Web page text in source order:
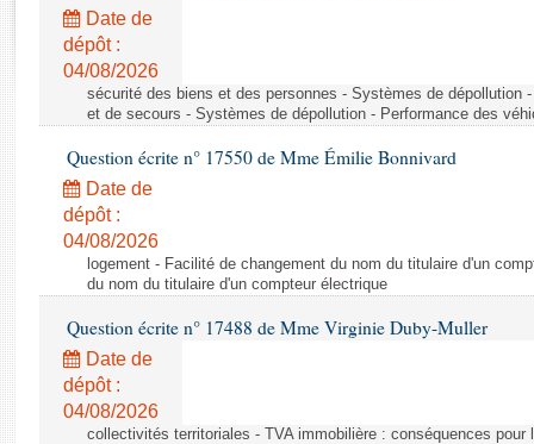
Rapports législatifs
Rapports sur l'application des lois
Baromètre de l’application des lois
Dossiers législatifs
Budget et sécurité sociale
Questions écrites et orales
Comptes rendus des débats
Date de
dépôt :
04/08/2026
sécurité des biens et des personnes - Systèmes de dépollution
et de secours - Systèmes de dépollution - Performance des
Question écrite n° 17550 de Mme Émilie Bonnivard
Date de
dépôt :
04/08/2026
logement - Facilité de changement du nom du titulaire d'un
du nom du titulaire d'un compteur électrique
Question écrite n° 17488 de Mme Virginie Duby-Muller
Date de
dépôt :
04/08/2026
collectivités territoriales - TVA immobilière : conséquences